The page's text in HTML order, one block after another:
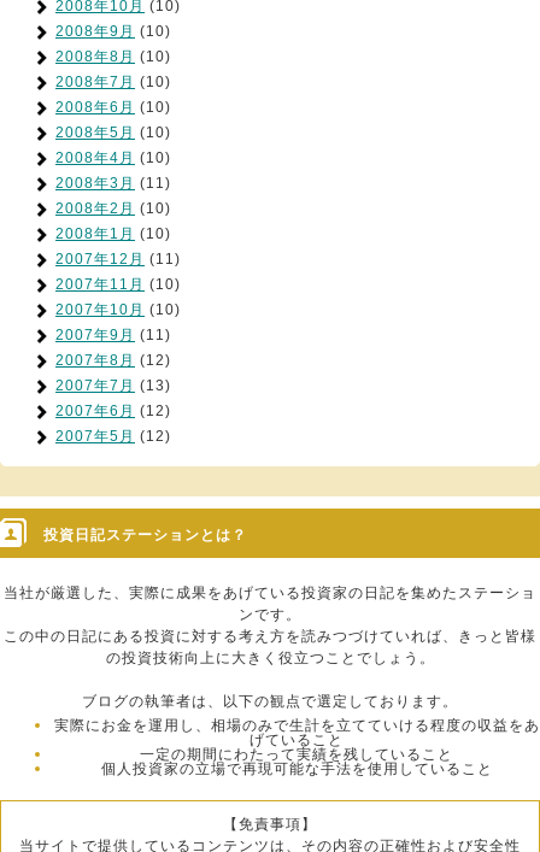
2008年10月 (10)
2008年9月 (10)
2008年8月 (10)
2008年7月 (10)
2008年6月 (10)
2008年5月 (10)
2008年4月 (10)
2008年3月 (11)
2008年2月 (10)
2008年1月 (10)
2007年12月 (11)
2007年11月 (10)
2007年10月 (10)
2007年9月 (11)
2007年8月 (12)
2007年7月 (13)
2007年6月 (12)
2007年5月 (12)
投資日記ステーションとは？
当社が厳選した、実際に成果をあげている投資家の日記を集めたステーショ
ンです。
この中の日記にある投資に対する考え方を読みつづけていれば、きっと皆様
の投資技術向上に大きく役立つことでしょう。
ブログの執筆者は、以下の観点で選定しております。
実際にお金を運用し、相場のみで生計を立てていける程度の収益をあ
げていること
一定の期間にわたって実績を残していること
個人投資家の立場で再現可能な手法を使用していること
【免責事項】
当サイトで提供しているコンテンツは、その内容の正確性および安全性